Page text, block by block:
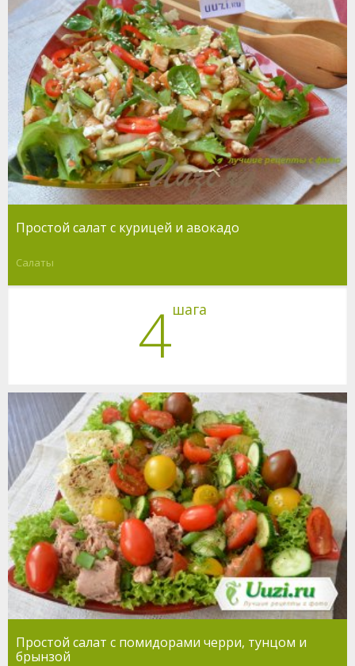
Простой салат с курицей и авокадо
Салаты
4шага
Простой салат с помидорами черри, тунцом и
брынзой